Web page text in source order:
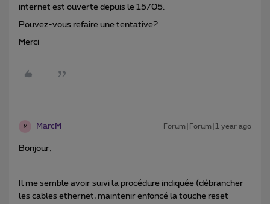
internet est ouverte depuis le 15/05.
Pouvez-vous refaire une tentative?
Merci
M MarcM Forum|Forum|1 year ago
Bonjour,
Il me semble avoir suivi la procédure indiquée (débrancher
les cables ethernet, maintenir enfoncé la touche reset